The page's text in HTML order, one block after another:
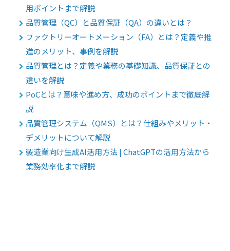
用ポイントまで解説
品質管理（QC）と品質保証（QA）の違いとは？
ファクトリーオートメーション（FA）とは？定義や推
進のメリット、事例を解説
品質管理とは？定義や業務の基礎知識、品質保証との
違いを解説
PoCとは？意味や進め方、成功のポイントまで徹底解
説
品質管理システム（QMS）とは？仕組みやメリット・
デメリットについて解説
製造業向け生成AI活用方法 | ChatGPTの活用方法から
業務効率化まで解説